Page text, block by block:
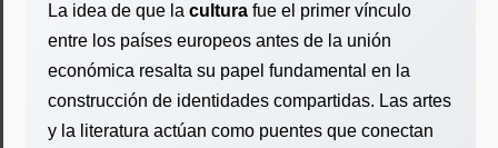
La idea de que la cultura fue el primer vínculo
entre los países europeos antes de la unión
económica resalta su papel fundamental en la
construcción de identidades compartidas. Las artes
y la literatura actúan como puentes que conectan